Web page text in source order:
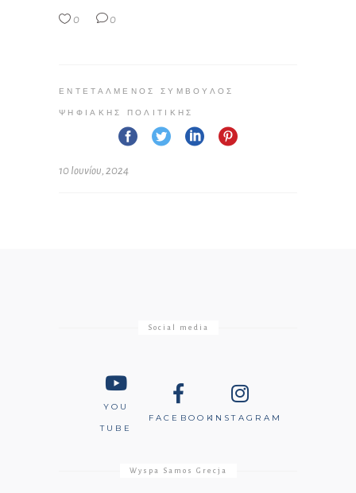
0 0
ΕΝΤΕΤΑΛΜΈΝΟΣ ΣΎΜΒΟΥΛΟΣ
ΨΗΦΙΑΚΉΣ ΠΟΛΙΤΙΚΉΣ
10 Ιουνίου, 2024
Social media
YOU
TUBE
FACEBOOKINSTAGRAM
Wyspa Samos Grecja